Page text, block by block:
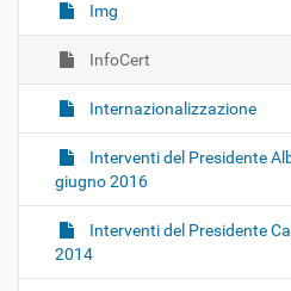
Img
InfoCert
Internazionalizzazione
Interventi del Presidente
giugno 2016
Interventi del Presidente
2014